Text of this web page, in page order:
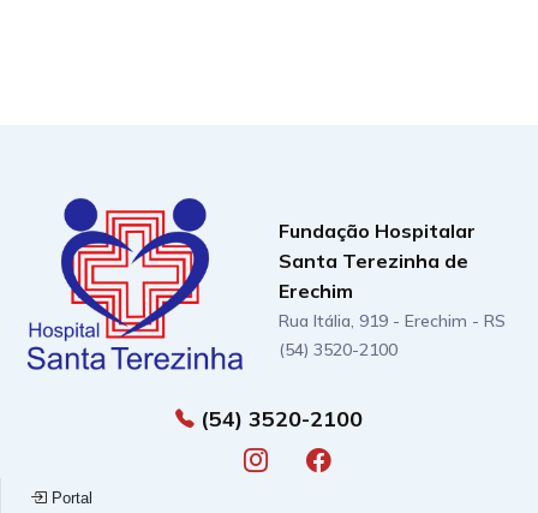
Fundação Hospitalar
Santa Terezinha de
Erechim
Rua Itália, 919 - Erechim - RS
(54) 3520-2100
(54) 3520-2100
Portal